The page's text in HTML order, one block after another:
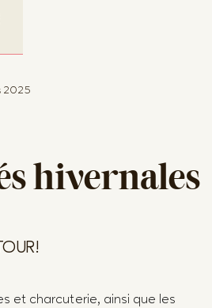
2025
hivernales
et charcuterie, ainsi que les